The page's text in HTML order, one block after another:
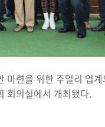
마련을 위한 주얼리 업
회의실에서 개최됐다.